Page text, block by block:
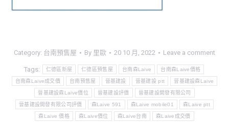
Category: 台南預售屋 By 里歐 20 10 月, 2022 Leave a comment
Tags: 仁德區新屋 仁德區預售屋 台南森Laive 台南森Laive價格
台南森Laive成交價 台南預售屋 晉基建設 晉基建設 ptt 晉基建設森Laive
晉基建設森Laive價位 晉基建設評價 晉基建設開發有限公司
晉基建設開發有限公司評價 森Laive 591 森Laive mobile01 森Laive ptt
森Laive 價格 森Laive價位 森Laive台南 森Laive成交價